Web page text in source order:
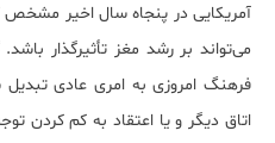
آمریکایی در پنجاه سال اخیر مشخص
می‌تواند بر رشد مغز تأثیرگذار
فرهنگ امروزی به امری عادی تبدیل
اتاق دیگر و یا اعتقاد به کم کردن